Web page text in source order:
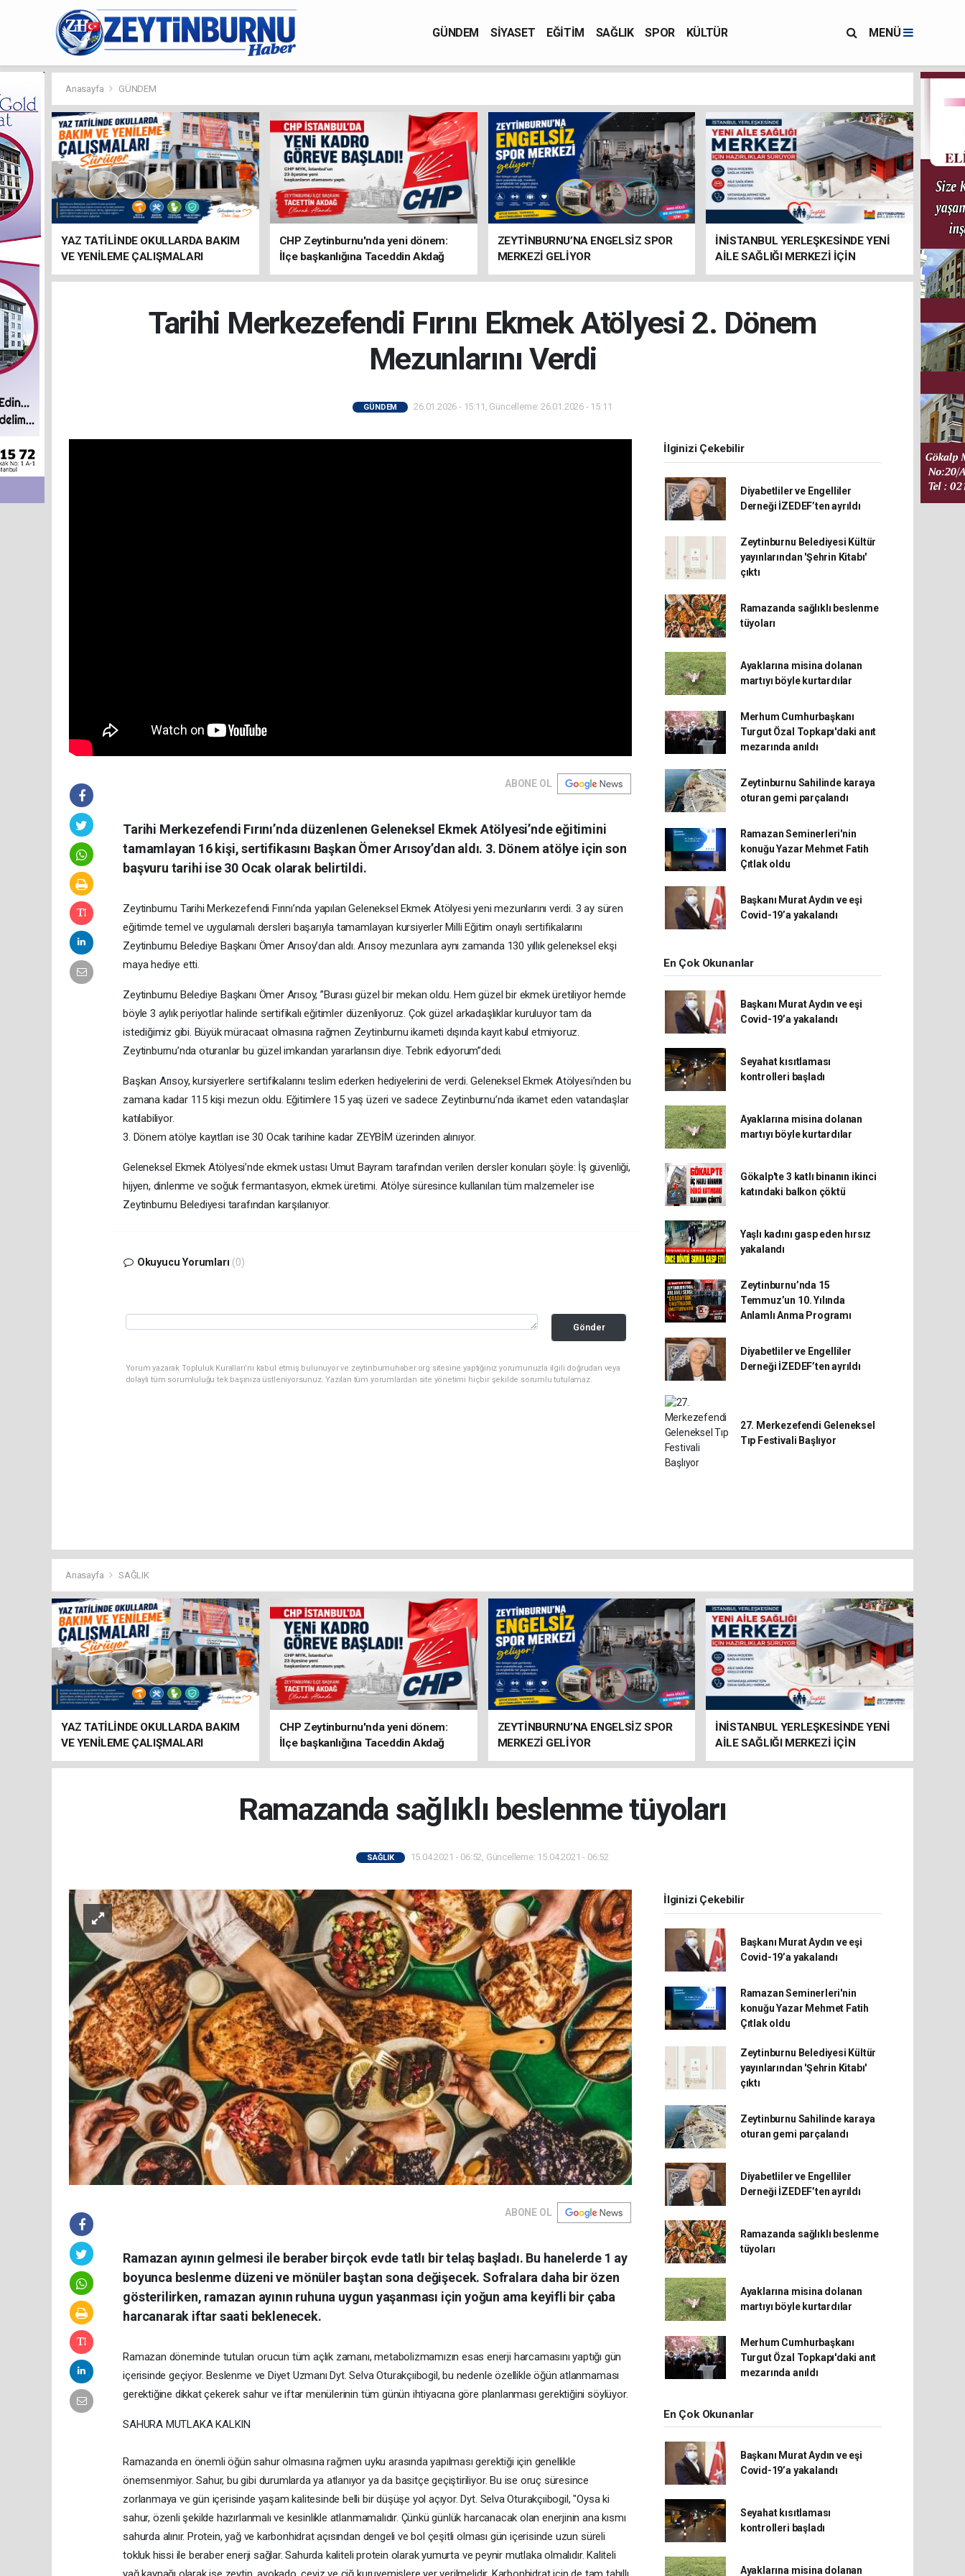
GÜNDEM SİYASET EĞİTİM SAĞLIK SPOR KÜLTÜR MENÜ
Anasayfa GÜNDEM
YAZ TATİLİNDE OKULLARDA BAKIM
VE YENİLEME ÇALIŞMALARI
SÜRÜYOR
CHP Zeytinburnu'nda yeni dönem:
İlçe başkanlığına Taceddin Akdağ
atandı
ZEYTİNBURNU’NA ENGELSİZ SPOR
MERKEZİ GELİYOR
İNİSTANBUL YERLEŞKESİNDE YENİ
AİLE SAĞLIĞI MERKEZİ İÇİN
HAZIRLIKLAR SÜRÜYOR
Tarihi Merkezefendi Fırını Ekmek Atölyesi 2. Dönem
Mezunlarını Verdi
GÜNDEM 26.01.2026 - 15:11, Güncelleme: 26.01.2026 - 15:11
ABONE OL
Tarihi Merkezefendi Fırını’nda düzenlenen Geleneksel Ekmek Atölyesi’nde eğitimini
tamamlayan 16 kişi, sertifikasını Başkan Ömer Arısoy’dan aldı. 3. Dönem atölye için son
başvuru tarihi ise 30 Ocak olarak belirtildi.
Zeytinburnu Tarihi Merkezefendi Fırını’nda yapılan Geleneksel Ekmek Atölyesi yeni mezunlarını verdi. 3 ay süren
eğitimde temel ve uygulamalı dersleri başarıyla tamamlayan kursiyerler Milli Eğitim onaylı sertifikalarını
Zeytinburnu Belediye Başkanı Ömer Arısoy’dan aldı. Arısoy mezunlara aynı zamanda 130 yıllık geleneksel ekşi
maya hediye etti.
Zeytinburnu Belediye Başkanı Ömer Arısoy, ”Burası güzel bir mekan oldu. Hem güzel bir ekmek üretiliyor hemde
böyle 3 aylık periyotlar halinde sertifikalı eğitimler düzenliyoruz. Çok güzel arkadaşlıklar kuruluyor tam da
istediğimiz gibi. Büyük müracaat olmasına rağmen Zeytinburnu ikameti dışında kayıt kabul etmiyoruz.
Zeytinburnu’nda oturanlar bu güzel imkandan yararlansın diye. Tebrik ediyorum”dedi.
Başkan Arısoy, kursiyerlere sertifikalarını teslim ederken hediyelerini de verdi. Geleneksel Ekmek Atölyesi’nden bu
zamana kadar 115 kişi mezun oldu. Eğitimlere 15 yaş üzeri ve sadece Zeytinburnu’nda ikamet eden vatandaşlar
katılabiliyor.
3. Dönem atölye kayıtları ise 30 Ocak tarihine kadar ZEYBİM üzerinden alınıyor.
Geleneksel Ekmek Atölyesi’nde ekmek ustası Umut Bayram tarafından verilen dersler konuları şöyle: İş güvenliği,
hijyen, dinlenme ve soğuk fermantasyon, ekmek üretimi. Atölye süresince kullanılan tüm malzemeler ise
Zeytinburnu Belediyesi tarafından karşılanıyor.
Okuyucu Yorumları (0)
Gönder
Yorum yazarak Topluluk Kuralları’nı kabul etmiş bulunuyor ve zeytinburnuhaber.org sitesine yaptığınız yorumunuzla ilgili doğrudan veya
dolaylı tüm sorumluluğu tek başınıza üstleniyorsunuz. Yazılan tüm yorumlardan site yönetimi hiçbir şekilde sorumlu tutulamaz.
İlginizi Çekebilir
Diyabetliler ve Engelliler
Derneği İZEDEF’ten ayrıldı
Zeytinburnu Belediyesi Kültür
yayınlarından 'Şehrin Kitabı'
çıktı
Ramazanda sağlıklı beslenme
tüyoları
Ayaklarına misina dolanan
martıyı böyle kurtardılar
Merhum Cumhurbaşkanı
Turgut Özal Topkapı'daki anıt
mezarında anıldı
Zeytinburnu Sahilinde karaya
oturan gemi parçalandı
Ramazan Seminerleri'nin
konuğu Yazar Mehmet Fatih
Çıtlak oldu
Başkanı Murat Aydın ve eşi
Covid-19’a yakalandı
En Çok Okunanlar
Başkanı Murat Aydın ve eşi
Covid-19’a yakalandı
Seyahat kısıtlaması
kontrolleri başladı
Ayaklarına misina dolanan
martıyı böyle kurtardılar
Gökalp'te 3 katlı binanın ikinci
katındaki balkon çöktü
Yaşlı kadını gasp eden hırsız
yakalandı
Zeytinburnu’nda 15
Temmuz’un 10. Yılında
Anlamlı Anma Programı
Diyabetliler ve Engelliler
Derneği İZEDEF’ten ayrıldı
27. Merkezefendi Geleneksel
Tıp Festivali Başlıyor
Anasayfa SAĞLIK
YAZ TATİLİNDE OKULLARDA BAKIM
VE YENİLEME ÇALIŞMALARI
SÜRÜYOR
CHP Zeytinburnu'nda yeni dönem:
İlçe başkanlığına Taceddin Akdağ
atandı
ZEYTİNBURNU’NA ENGELSİZ SPOR
MERKEZİ GELİYOR
İNİSTANBUL YERLEŞKESİNDE YENİ
AİLE SAĞLIĞI MERKEZİ İÇİN
HAZIRLIKLAR SÜRÜYOR
Ramazanda sağlıklı beslenme tüyoları
SAĞLIK 15.04.2021 - 06:52, Güncelleme: 15.04.2021 - 06:52
ABONE OL
Ramazan ayının gelmesi ile beraber birçok evde tatlı bir telaş başladı. Bu hanelerde 1 ay
boyunca beslenme düzeni ve mönüler baştan sona değişecek. Sofralara daha bir özen
gösterilirken, ramazan ayının ruhuna uygun yaşanması için yoğun ama keyifli bir çaba
harcanarak iftar saati beklenecek.
Ramazan döneminde tutulan orucun tüm açlık zamanı, metabolizmamızın esas enerji harcamasını yaptığı gün
içerisinde geçiyor. Beslenme ve Diyet Uzmanı Dyt. Selva Oturakçıibogil, bu nedenle özellikle öğün atlanmaması
gerektiğine dikkat çekerek sahur ve iftar menülerinin tüm günün ihtiyacına göre planlanması gerektiğini söylüyor.
SAHURA MUTLAKA KALKIN
Ramazanda en önemli öğün sahur olmasına rağmen uyku arasında yapılması gerektiği için genellikle
önemsenmiyor. Sahur, bu gibi durumlarda ya atlanıyor ya da basitçe geçiştiriliyor. Bu ise oruç süresince
zorlanmaya ve gün içerisinde yaşam kalitesinde belli bir düşüşe yol açıyor. Dyt. Selva Oturakçıibogil, "Oysa ki
sahur, özenli şekilde hazırlanmalı ve kesinlikle atlanmamalıdır. Çünkü günlük harcanacak olan enerjinin ana kısmı
sahurda alınır. Protein, yağ ve karbonhidrat açısından dengeli ve bol çeşitli olması gün içerisinde uzun süreli
tokluk hissi ile beraber enerji sağlar. Sahurda kaliteli protein olarak yumurta ve peynir mutlaka olmalıdır. Kaliteli
İlginizi Çekebilir
Başkanı Murat Aydın ve eşi
Covid-19’a yakalandı
Ramazan Seminerleri'nin
konuğu Yazar Mehmet Fatih
Çıtlak oldu
Zeytinburnu Belediyesi Kültür
yayınlarından 'Şehrin Kitabı'
çıktı
Zeytinburnu Sahilinde karaya
oturan gemi parçalandı
Diyabetliler ve Engelliler
Derneği İZEDEF’ten ayrıldı
Ramazanda sağlıklı beslenme
tüyoları
Ayaklarına misina dolanan
martıyı böyle kurtardılar
Merhum Cumhurbaşkanı
Turgut Özal Topkapı'daki anıt
mezarında anıldı
En Çok Okunanlar
Başkanı Murat Aydın ve eşi
Covid-19’a yakalandı
Seyahat kısıtlaması
kontrolleri başladı
Ayaklarına misina dolanan